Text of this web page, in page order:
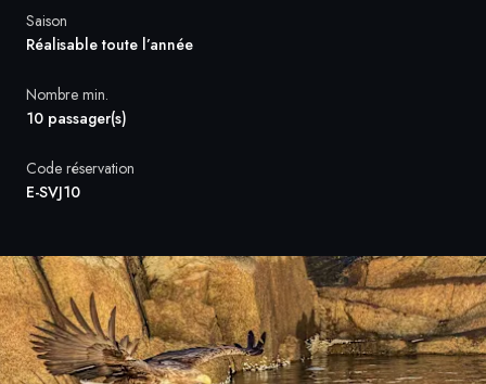
Norvège
Saison
Réalisable toute l’année
Nombre min.
10 passager(s)
Code réservation
E-SVJ10